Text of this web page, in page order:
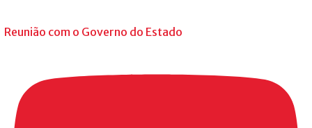
Reunião com o Governo do Estado